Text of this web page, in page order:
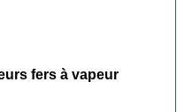
fers à vapeur